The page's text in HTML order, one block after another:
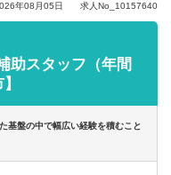
年08月05日 求人No_10157640
助スタッフ（年間
盤の中で幅広い経験を積むこと